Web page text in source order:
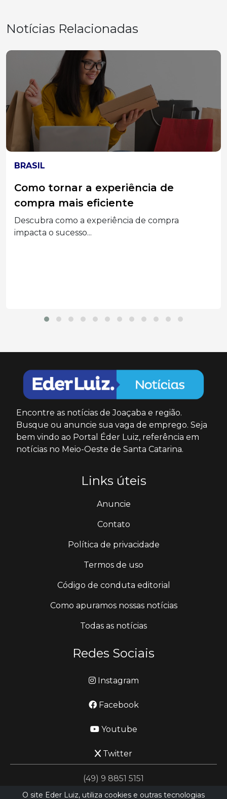
Notícias Relacionadas
ELEIÇÕES 2026
MPT-SC divulga acórdão do TST que
condenou Associações Empresariais
e seus Dirigentes por assédio
eleitoral
Encontre as notícias de Joaçaba e região.
Busque ou anuncie sua vaga de emprego. Seja
bem vindo ao Portal Éder Luiz, referência em
notícias no Meio-Oeste de Santa Catarina.
Links úteis
Anuncie
Contato
Política de privacidade
Termos de uso
Código de conduta editorial
Como apuramos nossas notícias
Todas as notícias
Redes Sociais
Instagram
Facebook
Youtube
Twitter
(49) 9 8851 5151
O site Eder Luiz, utiliza cookies e outras tecnologias